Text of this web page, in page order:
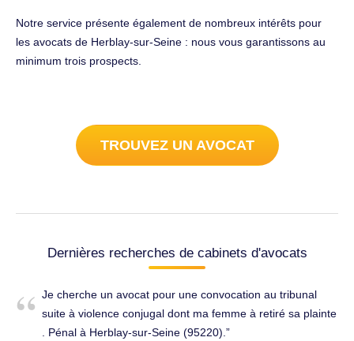
Notre service présente également de nombreux intérêts pour
les avocats de Herblay-sur-Seine : nous vous garantissons au
minimum trois prospects.
TROUVEZ UN AVOCAT
Dernières recherches de cabinets d'avocats
Je cherche un avocat pour une convocation au tribunal
suite à violence conjugal dont ma femme à retiré sa plainte
. Pénal à Herblay-sur-Seine (95220).